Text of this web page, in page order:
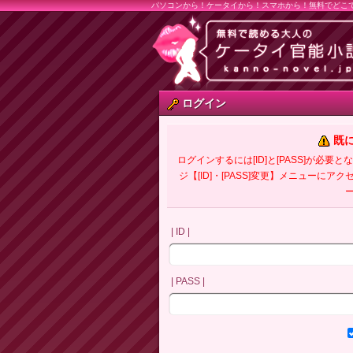
パソコンから！ケータイから！スマホから！無料でどこ
ログイン
既
ログインするには[ID]と[PASS]が必要と
ジ【[ID]・[PASS]変更】メニューにアク
| ID |
| PASS |